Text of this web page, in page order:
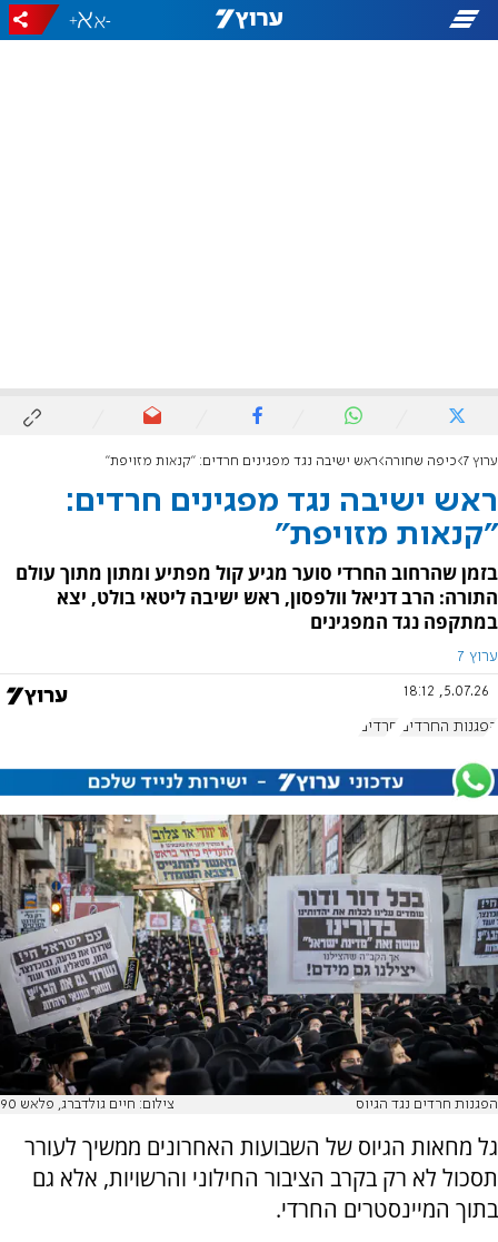
-
+
ערוץ 7 כיפה שחורה ראש ישיבה נגד מפגינים חרדים: "קנאות מזויפת"
ראש ישיבה נגד מפגינים חרדים:
"קנאות מזויפת"
בזמן שהרחוב החרדי סוער מגיע קול מפתיע ומתון מתוך עולם
התורה: הרב דניאל וולפסון, ראש ישיבה ליטאי בולט, יצא
במתקפה נגד המפגינים
ערוץ 7
5.07.26, 18:12
הפגנות החרדים חרדים
הפגנות חרדים נגד הגיוס צילום: חיים גולדברג, פלאש 90
גל מחאות הגיוס של השבועות האחרונים ממשיך לעורר
תסכול לא רק בקרב הציבור החילוני והרשויות, אלא גם
בתוך המיינסטרים החרדי.